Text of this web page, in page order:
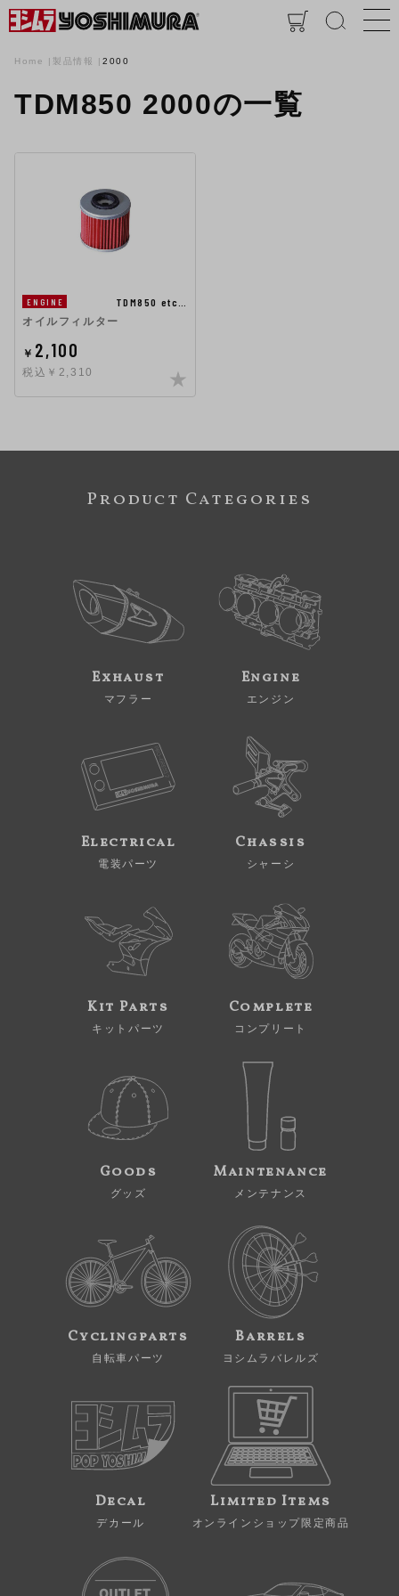
Home 製品情報 2000
TDM850 2000の一覧
ENGINE
TDM850 etc…
オイルフィルター
￥ 2,100
税込￥2,310
Product Categories
Exhaust
マフラー
Engine
エンジン
Electrical
電装パーツ
Chassis
シャーシ
Kit Parts
キットパーツ
Complete
コンプリート
Goods
グッズ
Maintenance
メンテナンス
Cyclingparts
自転車パーツ
Barrels
ヨシムラバレルズ
Decal
デカール
Limited Items
オンラインショップ限定商品